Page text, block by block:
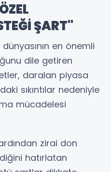
ŞART"
en önemli
dile getiren
daralan piyasa
sıkıntılar nedeniyle
mücadelesi
zirai don
hatırlatan